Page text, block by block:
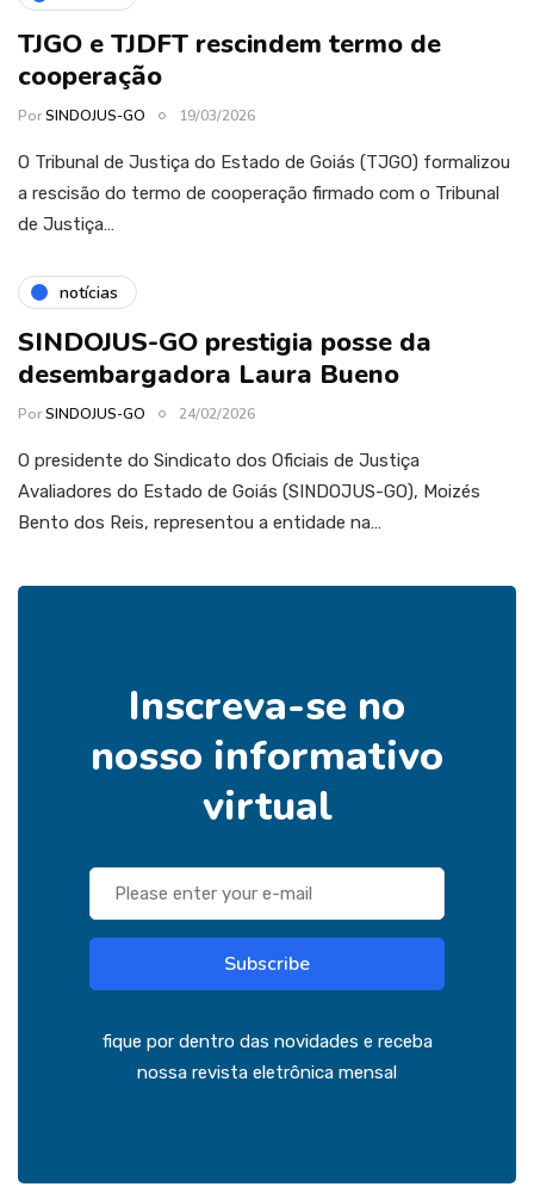
TJGO e TJDFT rescindem termo de
cooperação
PorSINDOJUS-GO 19/03/2026
O Tribunal de Justiça do Estado de Goiás (TJGO) formalizou
a rescisão do termo de cooperação firmado com o Tribunal
de Justiça…
notícias
SINDOJUS-GO prestigia posse da
desembargadora Laura Bueno
PorSINDOJUS-GO 24/02/2026
O presidente do Sindicato dos Oficiais de Justiça
Avaliadores do Estado de Goiás (SINDOJUS-GO), Moizés
Bento dos Reis, representou a entidade na…
Inscreva-se no
nosso informativo
virtual
Subscribe
fique por dentro das novidades e receba
nossa revista eletrônica mensal